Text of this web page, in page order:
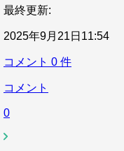
最終更新:
2025年9月21日11:54
コメント 0 件
コメント
0